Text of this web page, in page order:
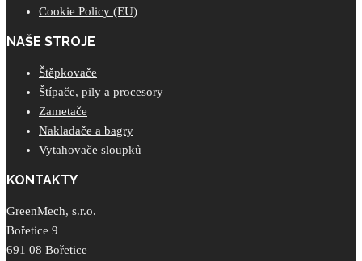
Cookie Policy (EU)
NAŠE STROJE
Štěpkovače
Štípače, pily a procesory
Zametače
Nakladače a bagry
Vytahovače sloupků
KONTAKTY
GreenMech, s.r.o.
Bořetice 9
691 08 Bořetice